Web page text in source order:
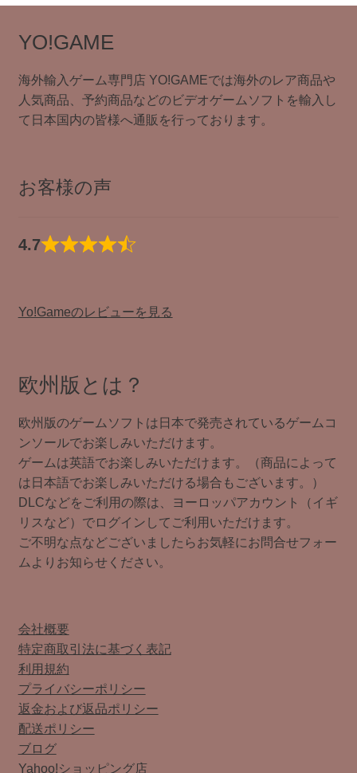
品
商
YO!GAME
海外輸入ゲーム専門店 YO!GAMEでは海外のレア商品や
人気商品、予約商品などのビデオゲームソフトを輸入し
て日本国内の皆様へ通販を行っております。
お客様の声
4.7
Yo!Gameのレビューを見る
欧州版とは？
欧州版のゲームソフトは日本で発売されているゲームコ
ンソールでお楽しみいただけます。
ゲームは英語でお楽しみいただけます。（商品によって
は日本語でお楽しみいただける場合もございます。）
DLCなどをご利用の際は、ヨーロッパアカウント（イギ
リスなど）でログインしてご利用いただけます。
ご不明な点などございましたらお気軽にお問合せフォー
ムよりお知らせください。
会社概要
特定商取引法に基づく表記
利用規約
プライバシーポリシー
返金および返品ポリシー
配送ポリシー
ブログ
Yahoo!ショッピング店